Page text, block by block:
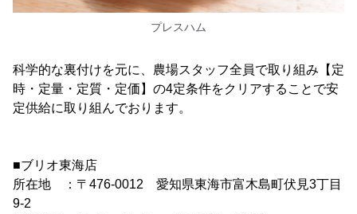
プレスハム
科学的な裏付けを元に、農場スタッフ全員で取り組み【定
時・定量・定質・定価】の4定条件をクリアすることで安
定供給に取り組んでおります。
■ブリオ東海店
所在地 ：〒476-0012 愛知県東海市富木島町伏見3丁目
9-2